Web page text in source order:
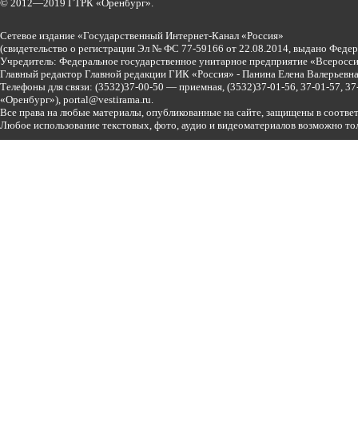
© 2012—2019 ГТРК «Оренбург».
Сетевое издание «Государственный Интернет-Канал «Россия»
(свидетельство о регистрации Эл № ФС 77-59166 от 22.08.2014, выдано
Учредитель: Федеральное государственное унитарное предприятие
Главный редактор Главной редакции ГИК «Россия» - Панина Елена
Телефоны для связи: (3532)37-00-50 — приемная, (3532)37-01-56, 37-01-57,
«Оренбург»), portal@vestirama.ru.
Все права на любые материалы, опубликованные на сайте, защищены в
Любое использование текстовых, фото, аудио и видеоматериалов возможно